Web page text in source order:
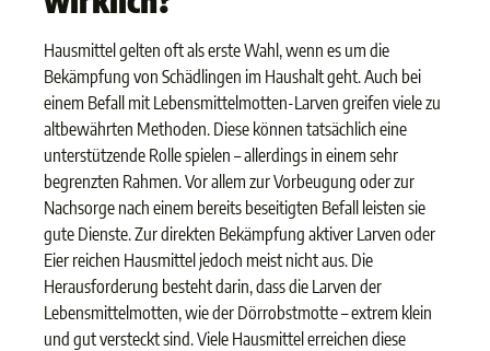
Hausmittel gelten oft als erste Wahl, wenn es um die
Bekämpfung von Schädlingen im Haushalt geht. Auch bei
einem Befall mit Lebensmittelmotten-Larven greifen viele zu
altbewährten Methoden. Diese können tatsächlich eine
unterstützende Rolle spielen – allerdings in einem sehr
begrenzten Rahmen. Vor allem zur Vorbeugung oder zur
Nachsorge nach einem bereits beseitigten Befall leisten sie
gute Dienste. Zur direkten Bekämpfung aktiver Larven oder
Eier reichen Hausmittel jedoch meist nicht aus. Die
Herausforderung besteht darin, dass die Larven der
Lebensmittelmotten, wie der Dörrobstmotte – extrem klein
und gut versteckt sind. Viele Hausmittel erreichen diese